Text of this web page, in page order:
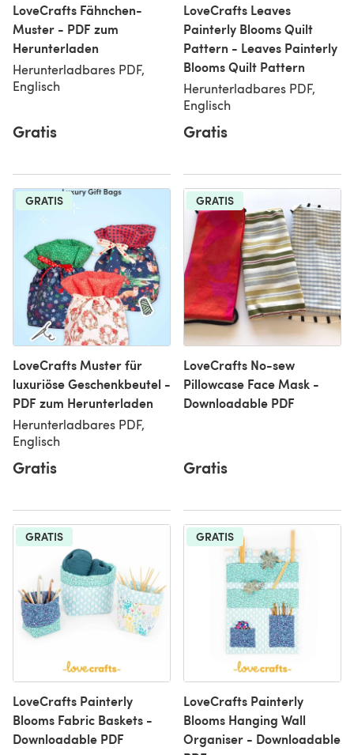
LoveCrafts Fähnchen-
Muster - PDF zum
Herunterladen
Herunterladbares PDF,
Englisch
Gratis
LoveCrafts Leaves
Painterly Blooms Quilt
Pattern - Leaves Painterly
Blooms Quilt Pattern
Herunterladbares PDF,
Englisch
Gratis
GRATIS
LoveCrafts Muster für
luxuriöse Geschenkbeutel -
PDF zum Herunterladen
Herunterladbares PDF,
Englisch
Gratis
GRATIS
LoveCrafts No-sew
Pillowcase Face Mask -
Downloadable PDF
Gratis
GRATIS
LoveCrafts Painterly
Blooms Fabric Baskets -
Downloadable PDF
GRATIS
LoveCrafts Painterly
Blooms Hanging Wall
Organiser - Downloadable